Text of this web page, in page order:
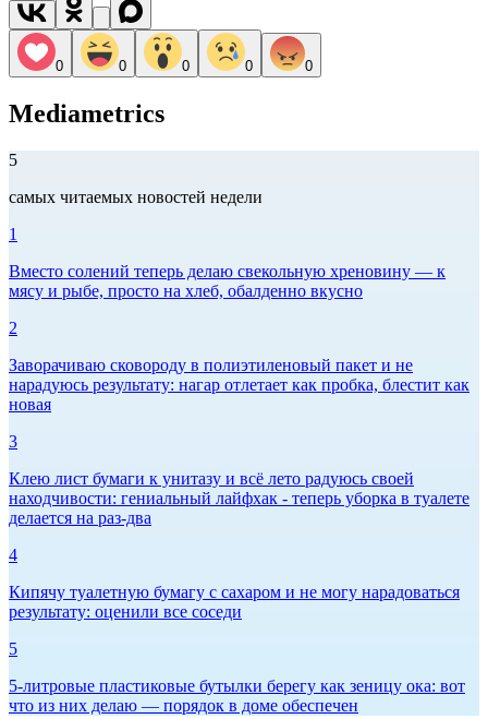
0 0 0 0 0
Mediametrics
5
самых читаемых новостей недели
1
Вместо солений теперь делаю свекольную хреновину — к
мясу и рыбе, просто на хлеб, обалденно вкусно
2
Заворачиваю сковороду в полиэтиленовый пакет и не
нарадуюсь результату: нагар отлетает как пробка, блестит как
новая
3
Клею лист бумаги к унитазу и всё лето радуюсь своей
находчивости: гениальный лайфхак - теперь уборка в туалете
делается на раз-два
4
Кипячу туалетную бумагу с сахаром и не могу нарадоваться
результату: оценили все соседи
5
5-литровые пластиковые бутылки берегу как зеницу ока: вот
что из них делаю — порядок в доме обеспечен